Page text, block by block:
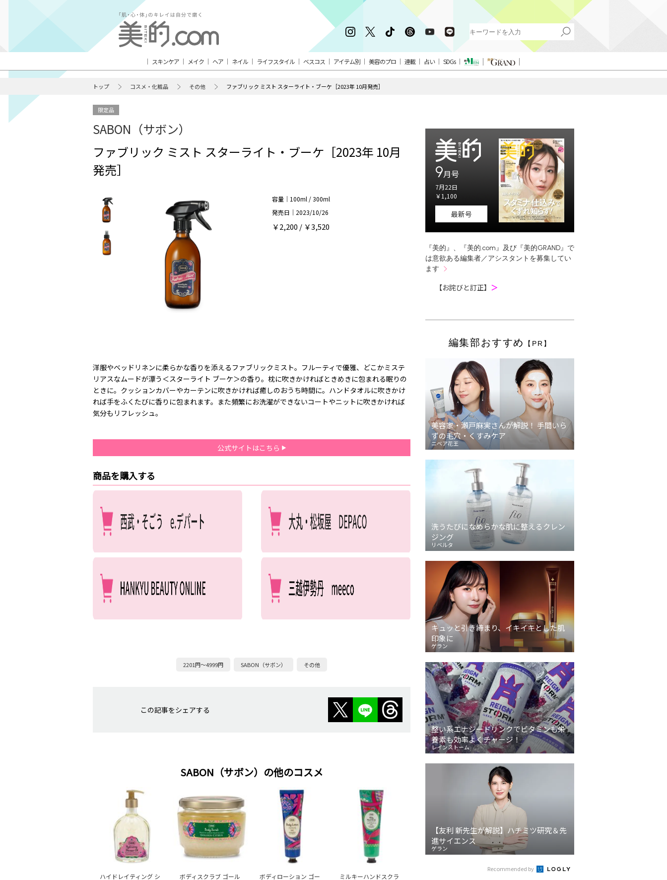
スキンケア メイク ヘア ネイル ライフスタイル ベスコス アイテム別 美容のプロ 連載 占い SDGs
トップ コスメ・化粧品 その他 ファブリック ミスト スターライト・ブーケ［2023年 10月発売］
限定品
SABON（サボン）
ファブリック ミスト スターライト・ブーケ［2023年 10月
発売］
容量｜100ml / 300ml
発売日｜2023/10/26
￥2,200 / ￥3,520
洋服やベッドリネンに柔らかな香りを添えるファブリックミスト。フルーティで優雅、どこかミステ
リアスなムードが漂う＜スターライト ブーケ＞の香り。枕に吹きかければときめきに包まれる眠りの
ときに。クッションカバーやカーテンに吹きかければ癒しのおうち時間に。ハンドタオルに吹きかけ
れば手をふくたびに香りに包まれます。また頻繁にお洗濯ができないコートやニットに吹きかければ
気分もリフレッシュ。
公式サイトはこちら
商品を購入する
2201円～4999円 SABON（サボン） その他
この記事をシェアする
SABON（サボン）の他のコスメ
ハイドレイティング シ
ボディスクラブ ゴール
ボディローション ゴー
ミルキーハンドスクラ
9月号
7月22日
￥1,100
最新号
『美的』、『美的.com』及び『美的GRAND』で
は意欲ある編集者／アシスタントを募集してい
ます
【お詫びと訂正】 ＞
編集部おすすめ 【PR】
美容家・瀬戸麻実さんが解説！ 手間いら
ずの毛穴・くすみケア
ニベア花王
洗うたびになめらかな肌に整えるクレン
ジング
リベルタ
キュッと引き締まり、イキイキとした肌
印象に
ゲラン
整い系エナジードリンクでビタミンも栄
養素も効率よくチャージ！
レインストーム
【友利 新先生が解説】ハチミツ研究＆先
進サイエンス
ゲラン
Recommended by